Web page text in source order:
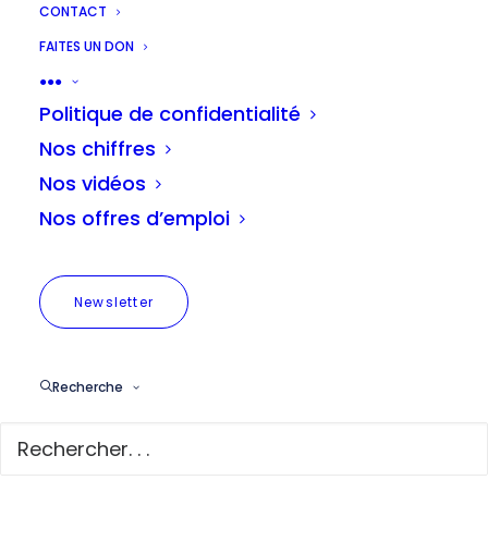
CONTACT
FAITES UN DON
●●●
Politique de confidentialité
Nos chiffres
Nos vidéos
Nos offres d’emploi
Newsletter
Recherche
cette année ?